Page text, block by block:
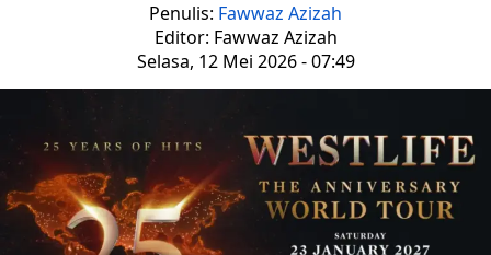
Penulis: Fawwaz Azizah
Editor: Fawwaz Azizah
Selasa, 12 Mei 2026 - 07:49